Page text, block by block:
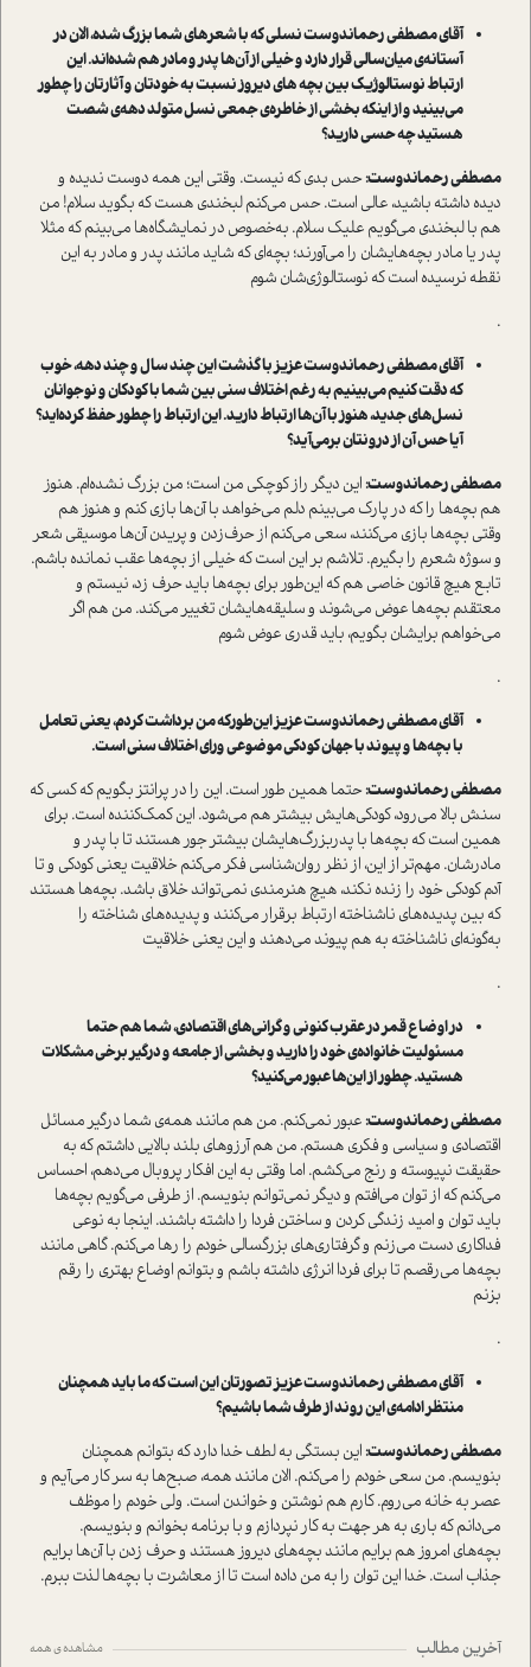
آقای مصطفی رحماندوست نسلی که با شعرهای شما بزرگ شده، الان در
آستانه‌ی میان‌سالی قرار دارد و خیلی از آن‌ها پدر و مادر هم شده‌اند. این
ارتباط نوستالوژیک بین بچه های دیروز نسبت به خودتان و آثارتان را چطور
می‌بینید و از اینکه بخشی از خاطره‌ی جمعی نسل متولد دهه‌ی شصت
هستید چه حسی دارید؟
مصطفی رحماندوست:حس بدی که نیست. وقتی این همه دوست ندیده و
دیده داشته باشید، عالی است. حس می‌کنم لبخندی هست که بگوید سلام! من
هم با لبخندی می‌گویم علیک سلام. به‌خصوص در نمایشگاه‌ها می‌بینم که مثلا
پدر یا مادر بچه‌هایشان را می‌آورند؛ بچه‌ای که شاید مانند پدر و مادر به این
نقطه نرسیده است که نوستالوژی‌شان شوم
.
آقای مصطفی رحماندوست عزیز با گذشت این چند سال و چند دهه، خوب
که دقت کنیم می‌بینیم به رغم اختلاف سنی بین شما با کودکان و نوجوانان
نسل‌های جدید، هنوز با آن‌ها ارتباط دارید. این ارتباط را چطور حفظ کرده‌اید؟
آیا حس آن از درونتان بر‌می‌آید؟
مصطفی رحماندوست:این دیگر راز کوچکی من است؛ من بزرگ نشده‌ام. هنوز
هم بچه‌ها را که در پارک می‌بینم دلم می‌خواهد با آن‌ها بازی کنم و هنوز هم
وقتی بچه‌ها بازی می‌کنند، سعی می‌کنم از حرف‌زدن و پریدن آن‌ها موسیقی شعر
و سوژه شعرم را بگیرم. تلاشم بر این است که خیلی از بچه‌ها عقب نمانده باشم.
تابع هیچ قانون خاصی هم که این‌طور برای بچه‌ها باید حرف زد، نیستم و
معتقدم بچه‌ها عوض می‌شوند و سلیقه‌هایشان تغییر می‌کند. من هم اگر
می‌خواهم برایشان بگویم، باید قدری عوض شوم
.
آقای مصطفی رحماندوست عزیز این‌طور‌که من برداشت کردم، یعنی تعامل
با بچه‌ها و پیوند با جهان کودکی موضوعی ورای اختلاف سنی است.
مصطفی رحماندوست:حتما همین طور است. این را در پرانتز بگویم که کسی که
سنش بالا می‌رود، کودکی‌هایش بیشتر هم می‌شود. این کمک‌کننده است. برای
همین است که بچه‌ها با پدربزرگ‌هایشان بیشتر جور هستند تا با پدر و
مادرشان. مهم‌تر از این، از نظر روان‌شناسی فکر می‌کنم خلاقیت یعنی کودکی و تا
آدم کودکی خود را زنده نکند، هیچ هنرمندی نمی‌تواند خلاق باشد. بچه‌ها هستند
که بین پدیده‌های ناشناخته ارتباط برقرار می‌کنند و پدیده‌های شناخته را
به‌گونه‌ای ناشناخته به هم پیوند می‌دهند و این یعنی خلاقیت
.
در اوضاع قمر در عقرب کنونی و گرانی‌های اقتصادی، شما هم حتما
مسئولیت خانواده‌ی خود را دارید و بخشی از جامعه و درگیر برخی مشکلات
هستید. چطور از این‌ها عبور می‌کنید؟
مصطفی رحماندوست:عبور نمی‌کنم. من هم مانند همه‌ی شما درگیر مسائل
اقتصادی و سیاسی و فکری هستم. من هم آرزوهای بلند بالایی داشتم که به
حقیقت نپیوسته و رنج می‌کشم. اما وقتی به این افکار پروبال می‌دهم، احساس
می‌کنم که از توان می‌افتم و دیگر نمی‌توانم بنویسم. از طرفی می‌گویم بچه‌ها
باید توان و امید زندگی کردن و ساختن فردا را داشته باشند. اینجا به نوعی
فداکاری دست می‌زنم و گرفتاری‌های بزرگسالی خودم را رها می‌کنم. گاهی مانند
بچه‌ها می‌رقصم تا برای فردا انرژی داشته باشم و بتوانم اوضاع بهتری را رقم
بزنم
.
آقای مصطفی رحماندوست عزیز تصورتان این است که ما باید همچنان
منتظر ادامه‌ی این روند از طرف شما باشیم؟
مصطفی رحماندوست:این بستگی به لطف خدا دارد که بتوانم همچنان
بنویسم. من سعی خودم را می‌کنم. الان مانند همه، صبح‌‌ها به سر کار می‌آیم و
عصر به خانه می‌روم. کارم هم نوشتن و خواندن است. ولی خودم را موظف
می‌دانم که باری به هر جهت به کار نپردازم و با برنامه بخوانم و بنویسم.
بچه‌های امروز هم برایم مانند بچه‌های دیروز هستند و حرف زدن با آن‌ها برایم
جذاب است. خدا این توان را به من داده است تا از معاشرت با بچه‌ها لذت ببرم.
آخرین مطالب مشاهده ی همه